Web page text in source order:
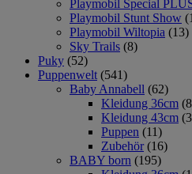
Playmobil Special
Playmobil Stunt Show
Playmobil Wiltopia (13)
Sky Trails (8)
Puky (52)
Puppenwelt (541)
Baby Annabell (62)
Kleidung 36cm
Kleidung 43cm
Puppen (11)
Zubehör (16)
BABY born (195)